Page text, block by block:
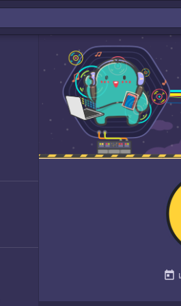
today